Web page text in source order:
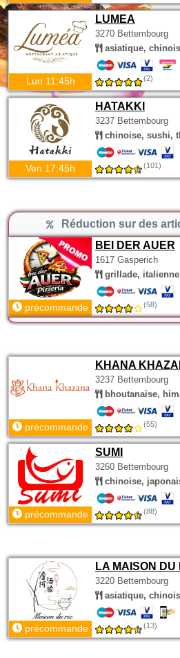
LUMEA
3270 Bettembourg
asiatique,
Lun 11:45h (2)
HATAKKI
3237 Bettembourg
chinoise, sushi,
Ven 17:45h (101)
Réduction sur des
BEI DER AUER
1617 Gasperich
grillade,
précommande (58)
KHANA
3237 Bettembourg
bhoutanaise,
précommande (55)
SUMI
3260 Bettembourg
chinoise,
précommande (88)
LA MAISON DU
3220 Bettembourg
asiatique,
précommande (13)